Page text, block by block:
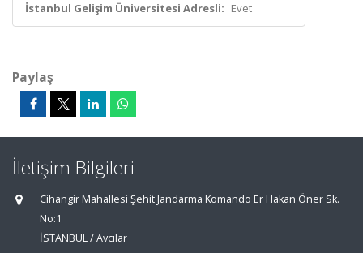
İstanbul Gelişim Üniversitesi Adresli: Evet
Paylaş
İletişim Bilgileri
Cihangir Mahallesi Şehit Jandarma Komando Er Hakan Öner Sk.
No:1
İSTANBUL / Avcılar